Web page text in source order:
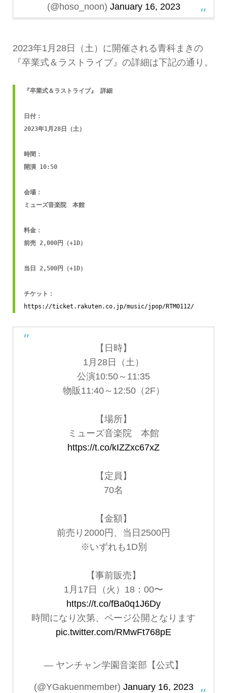
(@hoso_noon) January 16, 2023
2023年1月28日（土）に開催される青科まきの
『卒業式＆ラストライブ』の詳細は下記の通り。
『卒業式＆ラストライブ』 詳細
日付：
2023年1月28日（土）
時間：
開演 10:50
会場：
ミューズ音楽院　本館
料金：
前売 2,000円（+1D）
当日 2,500円（+1D）
https://ticket.rakuten.co.jp/music/jpop/RTM0112/
【日時】
1月28日（土）
公演10:50～11:35
物販11:40～12:50（2F）
【場所】
ミューズ音楽院 本館
https://t.co/kIZZxc67xZ
【定員】
70名
【金額】
前売り2000円、当日2500円
※いずれも1D別
【事前販売】
1月17日（火）18：00〜
https://t.co/fBa0q1J6Dy
時間になり次第、ページ公開となります
pic.twitter.com/RMwFt768pE
— ヤンチャン学園音楽部【公式】
(@YGakuenmember) January 16, 2023